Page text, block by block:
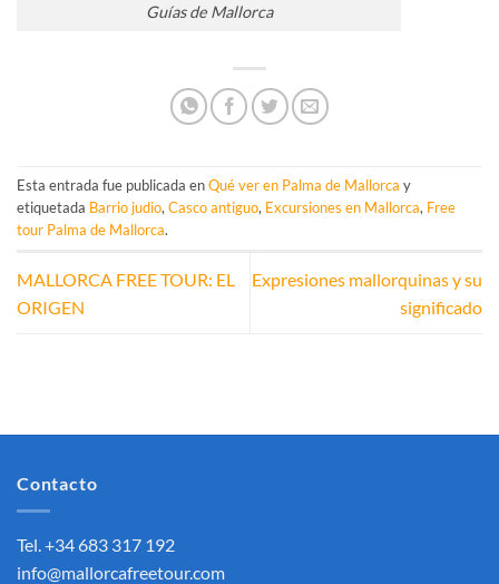
Guías de Mallorca
Esta entrada fue publicada enQué ver en Palma de Mallorca y
etiquetada Barrio judio, Casco antiguo, Excursiones en Mallorca, Free
tour Palma de Mallorca.
MALLORCA FREE TOUR: EL
ORIGEN
Expresiones mallorquinas y su
significado
Contacto
Tel. +34 683 317 192
info@mallorcafreetour.com